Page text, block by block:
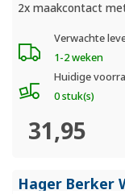
2x maakcontact
Verwachte
1-2 weken
Huidige
0 stuk(s)
31,95
Hager Berker